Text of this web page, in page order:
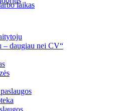
– daugiau nei CV“